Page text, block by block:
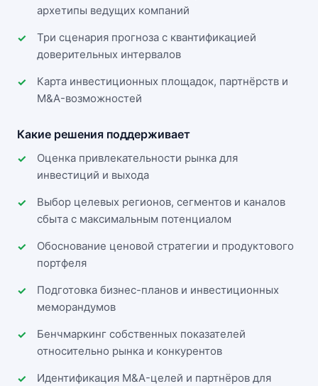
архетипы ведущих компаний
Три сценария прогноза с квантификацией
доверительных интервалов
Карта инвестиционных площадок, партнёрств и
M&A-возможностей
Какие решения поддерживает
Оценка привлекательности рынка для
инвестиций и выхода
Выбор целевых регионов, сегментов и каналов
сбыта с максимальным потенциалом
Обоснование ценовой стратегии и продуктового
портфеля
Подготовка бизнес-планов и инвестиционных
меморандумов
Бенчмаркинг собственных показателей
относительно рынка и конкурентов
Идентификация M&A-целей и партнёров для